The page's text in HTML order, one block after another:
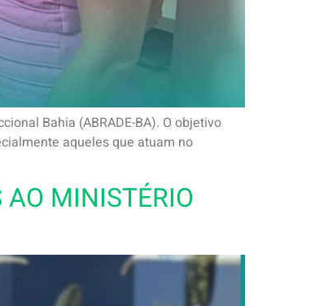
Bahia (ABRADE-BA). O objetivo
aqueles que atuam no
AO MINISTÉRIO